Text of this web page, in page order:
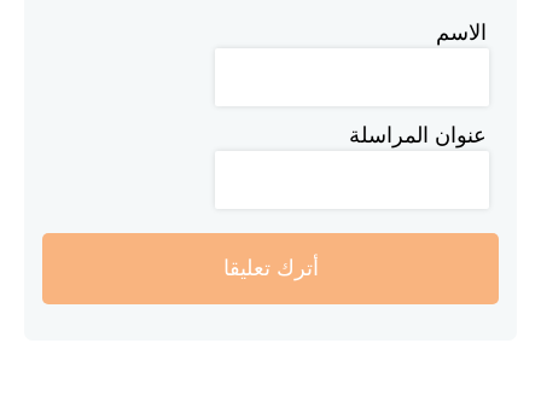
الاسم
عنوان المراسلة
أترك تعليقا